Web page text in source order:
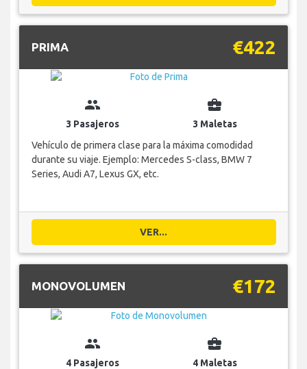
PRIMA €422
group
3 Pasajeros
business_center
3 Maletas
Vehículo de primera clase para la máxima comodidad
durante su viaje. Ejemplo: Mercedes S-class, BMW 7
Series, Audi A7, Lexus GX, etc.
VER...
MONOVOLUMEN €172
group
4 Pasajeros
business_center
4 Maletas